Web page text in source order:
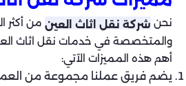
نحن شركة نقل اثاث العين من أكثر
والمتخصصة في خدمات نقل اثاث
أهم هذه المميزات الآتي:
يضم فريق عملنا مجموعة من